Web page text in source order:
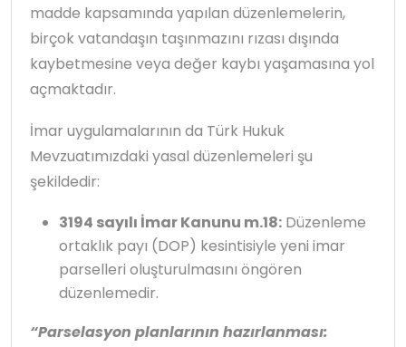
madde kapsamında yapılan düzenlemelerin,
birçok vatandaşın taşınmazını rızası dışında
kaybetmesine veya değer kaybı yaşamasına yol
açmaktadır.
İmar uygulamalarının da Türk Hukuk
Mevzuatımızdaki yasal düzenlemeleri şu
şekildedir:
3194 sayılı İmar Kanunu m.18: Düzenleme
ortaklık payı (DOP) kesintisiyle yeni imar
parselleri oluşturulmasını öngören
düzenlemedir.
“Parselasyon planlarının hazırlanması: